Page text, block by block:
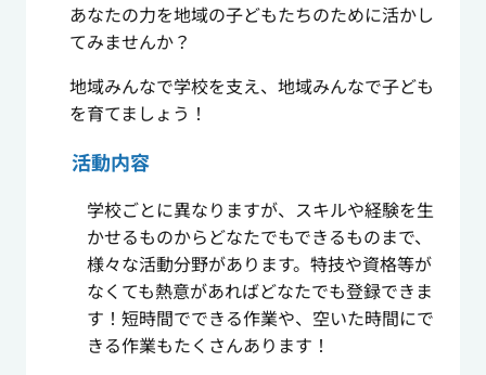
あなたの力を地域の子どもたちのために活かし
てみませんか？
地域みんなで学校を支え、地域みんなで子ども
を育てましょう！
活動内容
学校ごとに異なりますが、スキルや経験を生
かせるものからどなたでもできるものまで、
様々な活動分野があります。特技や資格等が
なくても熱意があればどなたでも登録できま
す！短時間でできる作業や、空いた時間にで
きる作業もたくさんあります！